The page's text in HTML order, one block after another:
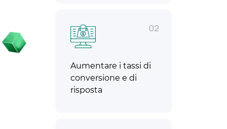
02
Aumentare i tassi di
conversione e di
risposta